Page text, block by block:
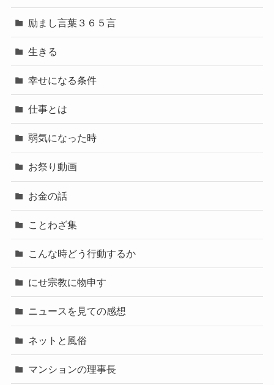
励まし言葉３６５言
生きる
幸せになる条件
仕事とは
弱気になった時
お祭り動画
お金の話
ことわざ集
こんな時どう行動するか
にせ宗教に物申す
ニュースを見ての感想
ネットと風俗
マンションの理事長